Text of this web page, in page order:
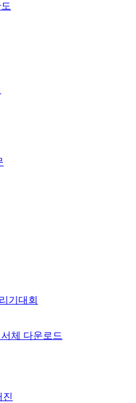
기대회
체 다운로드
진